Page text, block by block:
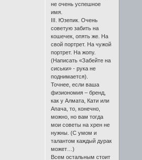
не очень успешное
имя.
III. Юзепик. Очень
советую забить на
кошечек, опять же. На
свой портрет. На чужой
портрет. На жопу.
(Написать «Забейте на
сиськи» - рука не
поднимается).
Точнее, если ваша
физиономия – бренд,
как у Алмата, Кати или
Апача, то, конечно,
можно, но вам тогда
мои советы на хрен не
нужны. (С умом и
талантом каждый дурак
может…)
Всем остальным стоит